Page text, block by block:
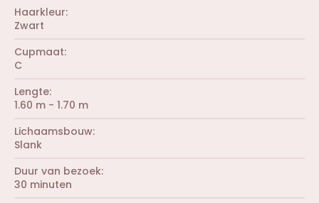
Haarkleur
Zwart
Cupmaat
C
Lengte
1.60 m - 1.70 m
Lichaamsbouw
Slank
Duur van bezoek
30 minuten